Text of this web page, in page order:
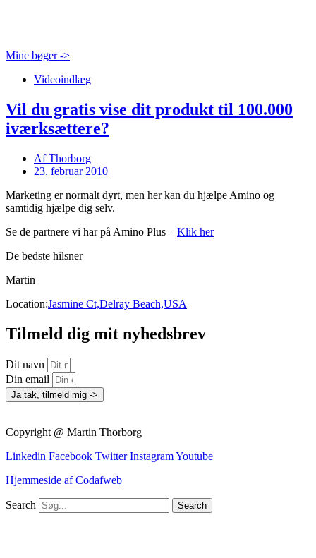
Mine bøger ->
Videoindlæg
Vil du gratis vise dit produkt til 100.000
iværksættere?
AfThorborg
23. februar 2010
Marketing er normalt dyrt, men her kan du hjælpe Amino og
samtidig hjælpe dig selv.
Se de partnere vi har på Amino Plus – Klik her
De bedste hilsner
Martin
Location:Jasmine Ct,Delray Beach,USA
Tilmeld dig mit nyhedsbrev
Dit navn
Din email
Ja tak, tilmeld mig ->
Copyright @ Martin Thorborg
Linkedin Facebook Twitter InstagramYoutube
Hjemmeside af Codafweb
Search Search